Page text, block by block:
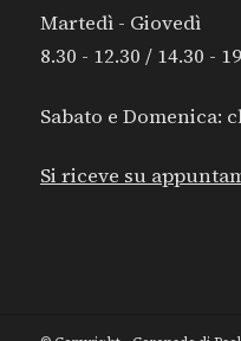
Martedì - Giovedì
8.30 - 12.30 / 14.30 -
Sabato e Domenica:
Si riceve su